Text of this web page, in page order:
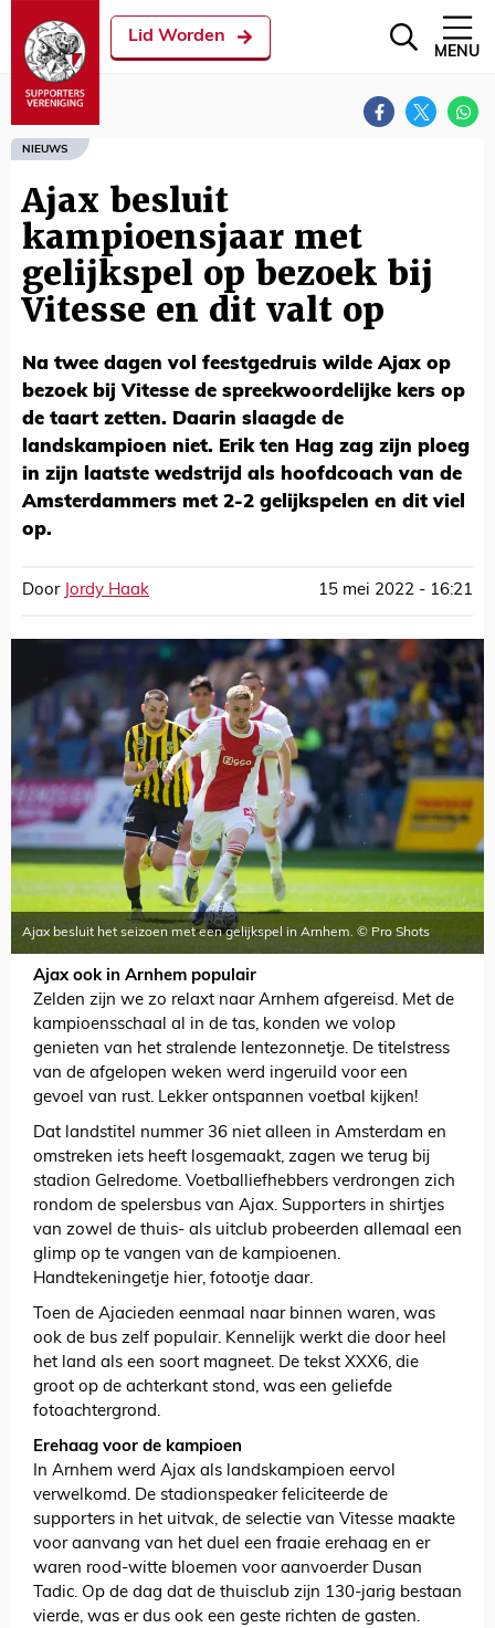
Lid Worden
MENU
NIEUWS
Ajax besluit
kampioensjaar met
gelijkspel op bezoek bij
Vitesse en dit valt op
Na twee dagen vol feestgedruis wilde Ajax op
bezoek bij Vitesse de spreekwoordelijke kers op
de taart zetten. Daarin slaagde de
landskampioen niet. Erik ten Hag zag zijn ploeg
in zijn laatste wedstrijd als hoofdcoach van de
Amsterdammers met 2-2 gelijkspelen en dit viel
op.
Door Jordy Haak 15 mei 2022 - 16:21
Ajax besluit het seizoen met een gelijkspel in Arnhem. © Pro Shots
Ajax ook in Arnhem populair
Zelden zijn we zo relaxt naar Arnhem afgereisd. Met de
kampioensschaal al in de tas, konden we volop
genieten van het stralende lentezonnetje. De titelstress
van de afgelopen weken werd ingeruild voor een
gevoel van rust. Lekker ontspannen voetbal kijken!
Dat landstitel nummer 36 niet alleen in Amsterdam en
omstreken iets heeft losgemaakt, zagen we terug bij
stadion Gelredome. Voetballiefhebbers verdrongen zich
rondom de spelersbus van Ajax. Supporters in shirtjes
van zowel de thuis- als uitclub probeerden allemaal een
glimp op te vangen van de kampioenen.
Handtekeningetje hier, fotootje daar.
Toen de Ajacieden eenmaal naar binnen waren, was
ook de bus zelf populair. Kennelijk werkt die door heel
het land als een soort magneet. De tekst XXX6, die
groot op de achterkant stond, was een geliefde
fotoachtergrond.
Erehaag voor de kampioen
In Arnhem werd Ajax als landskampioen eervol
verwelkomd. De stadionspeaker feliciteerde de
supporters in het uitvak, de selectie van Vitesse maakte
voor aanvang van het duel een fraaie erehaag en er
waren rood-witte bloemen voor aanvoerder Dusan
Tadic. Op de dag dat de thuisclub zijn 130-jarig bestaan
vierde, was er dus ook een geste richten de gasten.